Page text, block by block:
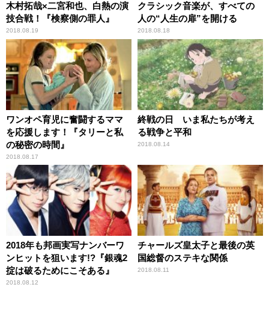
木村拓哉×二宮和也、白熱の演
技合戦！『検察側の罪人』
2018.08.19
クラシック音楽が、すべての
人の“人生の扉”を開ける
2018.08.18
ワンオペ育児に奮闘するママ
を応援します！『タリーと私
の秘密の時間』
2018.08.17
終戦の日 いま私たちが考え
る戦争と平和
2018.08.14
2018年も邦画実写ナンバーワ
ンヒットを狙います!?『銀魂2
掟は破るためにこそある』
2018.08.12
チャールズ皇太子と最後の英
国総督のステキな関係
2018.08.11